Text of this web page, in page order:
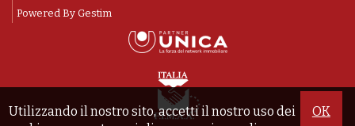
Powered By Gestim
Utilizzando il nostro sito, accetti il nostro uso dei
OK